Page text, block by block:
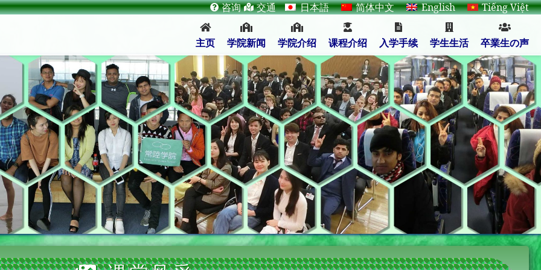
咨询 交通 日本語 简体中文 English Tiếng Việt
主页 学院新闻 学院介绍 课程介绍 入学手续 学生生活 卒業生の声